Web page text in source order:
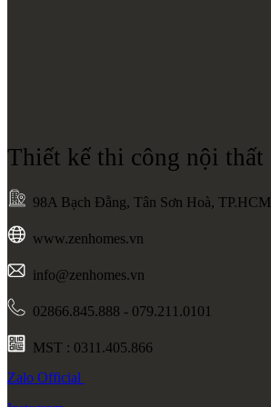
Thiết kế thi công nội thất
98A Bạch Đằng, Tân Sơn Hoà, TP.HCM
www.zenhomes.vn
info@zenhomes.vn
02866.845.888 - 079.211.0101
MST : 0311.405.866
Zalo Official